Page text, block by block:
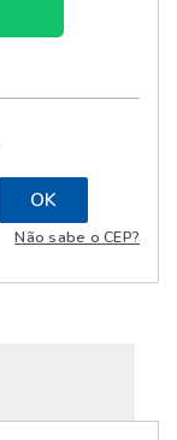
Não sabe o CEP?